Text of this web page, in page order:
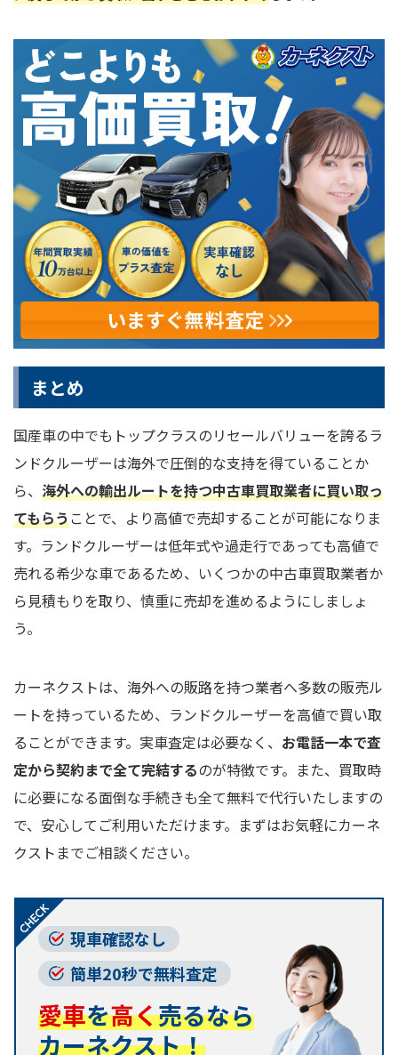
まとめ
国産車の中でもトップクラスのリセールバリューを誇るラ
ンドクルーザーは海外で圧倒的な支持を得ていることか
ら、 海外への輸出ルートを持つ中古車買取業者に買い取っ
てもらうことで、より高値で売却することが可能になりま
す。ランドクルーザーは低年式や過走行であっても高値で
売れる希少な車であるため、いくつかの中古車買取業者か
ら見積もりを取り、慎重に売却を進めるようにしましょ
う。
カーネクストは、海外への販路を持つ業者へ多数の販売ル
ートを持っているため、ランドクルーザーを高値で買い取
ることができます。実車査定は必要なく、 お電話一本で査
定から契約まで全て完結するのが特徴です。また、買取時
に必要になる面倒な手続きも全て無料で代行いたしますの
で、安心してご利用いただけます。まずはお気軽にカーネ
クストまでご相談ください。
現車確認なし
簡単20秒で無料査定
愛車を高く売るなら
カーネクスト！